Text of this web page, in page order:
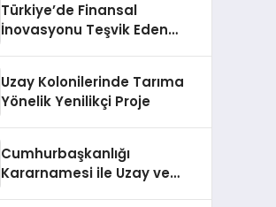
Türkiye’de Finansal
İnovasyonu Teşvik Eden
Uzay Kolonilerinde Tarıma
Yönelik Yenilikçi Proje
Cumhurbaşkanlığı
Kararnamesi ile Uzay ve